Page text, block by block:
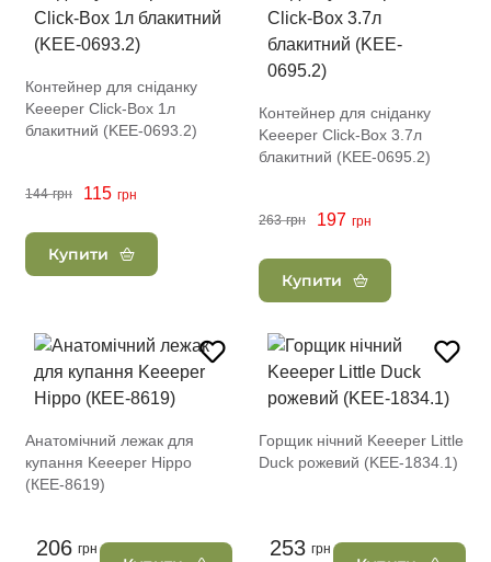
Контейнер для сніданку
Keeeper Click-Box 1л
блакитний (KEE-0693.2)
144 грн 115 грн
Купити
Контейнер для сніданку
Keeeper Click-Box 3.7л
блакитний (KEE-0695.2)
263 грн 197 грн
Купити
Анатомічний лежак для
купання Keeeper Hippo
(КЕЕ-8619)
206 грн
Горщик нічний Keeeper Little
Duck рожевий (KEE-1834.1)
253 грн